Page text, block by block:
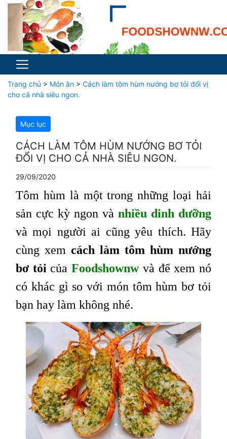
Trang chủ > Món ăn > Cách làm tôm hùm nướng bơ tỏi đổi vị
cho cả nhà siêu ngon.
Mục lục
CÁCH LÀM TÔM HÙM NƯỚNG BƠ TỎI
ĐỔI VỊ CHO CẢ NHÀ SIÊU NGON.
29/09/2020
Tôm hùm là một trong những loại hải
sản cực kỳ ngon và nhiều dinh dưỡng
và mọi người ai cũng yêu thích. Hãy
cùng xem cách làm tôm hùm nướng
bơ tỏi củaFoodshownwvà để xem nó
có khác gì so với món tôm hùm bơ tỏi
bạn hay làm không nhé.